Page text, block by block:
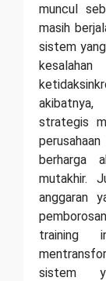
muncul
masih
sistem
akibatnya,
strategis
berharga
mutakhir.
anggaran
training
sistem